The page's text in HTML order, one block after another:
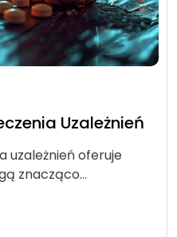
Uzależnień
uzależnień oferuje
znacząco…